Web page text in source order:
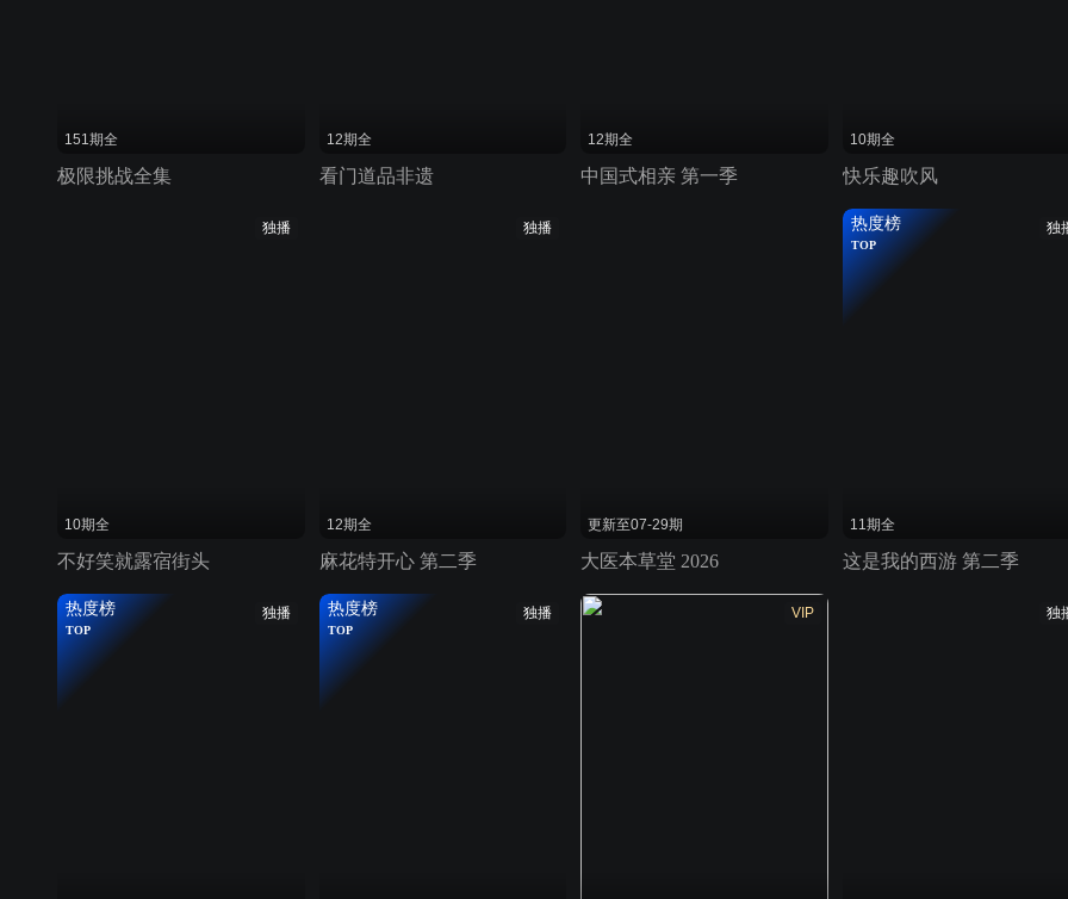
151期全
极限挑战全集
12期全
看门道品非遗
12期全
中国式相亲 第一季
10期全
快乐趣吹风
独播
10期全
不好笑就露宿街头
独播
12期全
麻花特开心 第二季
更新至07-29期
大医本草堂 2026
独
热度榜
TOP
11期全
这是我的西游 第二季
独播
热度榜
TOP
独播
热度榜
TOP
VIP 独